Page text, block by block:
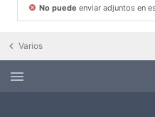
No puede enviar adjuntos en
Varios